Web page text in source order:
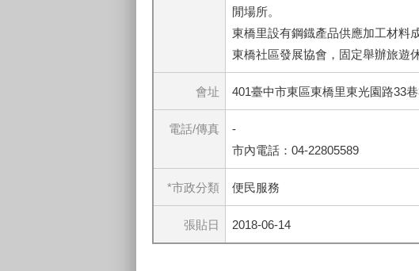
閒場所。
東橋里設有鋼鐡產品供應加工材料
東橋社區發展協會，固定舉辦旅遊
會址 401臺中市東區東橋里東光園路33
電話/傳真
-
市內電話：04-22805589
*市政分類 便民服務
張貼日 2018-06-14